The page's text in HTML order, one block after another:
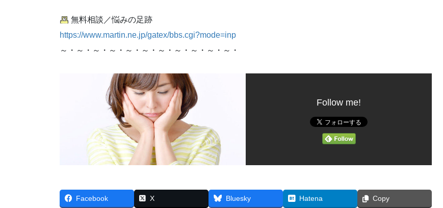
無料相談／悩みの足跡
https://www.martin.ne.jp/gatex/bbs.cgi?mode=inp
～・～・～・～・～・～・～・～・～・～・～・
Follow me!
Facebook X Bluesky Hatena Copy